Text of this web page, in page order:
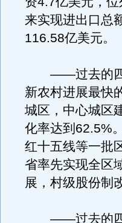
来实现进出口总
116.58亿美元。
——过去的四
新农村进展最快
城区，中心城区
化率达到62.5%
红十五线等一批
省率先实现全区
展，村级股份制
——过去的四